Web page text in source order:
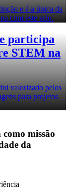
e é a única da
com este selo.
participa
STEM na
valorizado pelos
para projetos
missão
da